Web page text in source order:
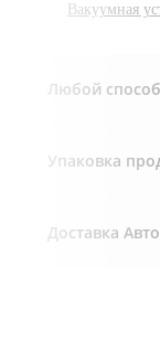
Вакуумная
Любой
Упаковка
Доставка